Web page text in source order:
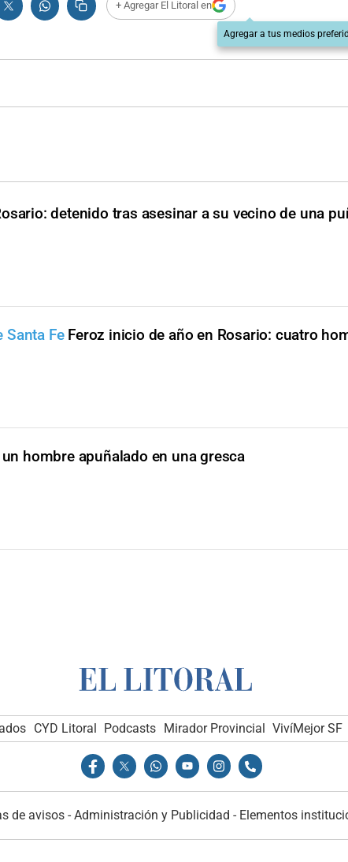
+ Agregar El Litoral en
Agregar a tus medios
detenido tras asesinar a su vecino de una
Fe Feroz inicio de año en Rosario: cuatro
hombre apuñalado en una gresca
CYD Litoral Podcasts Mirador Provincial VivíMejor SF
de avisos- Administración y Publicidad - Elementos